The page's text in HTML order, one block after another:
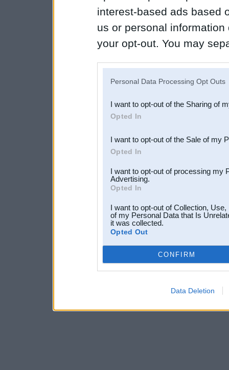
interest-based ads based
us or personal
your opt-out. You may
Downstream Participants
third parties.
Personal Data Processing Opt Outs
I want to opt-out of the Sharing of
Opted In
I want to opt-out of the Sale of my
Opted In
I want to opt-out of processing my
Advertising.
Opted In
I want to opt-out of Collection,
of my Personal Data that Is
it was collected.
Opted Out
CONFIRM
Data Deletion